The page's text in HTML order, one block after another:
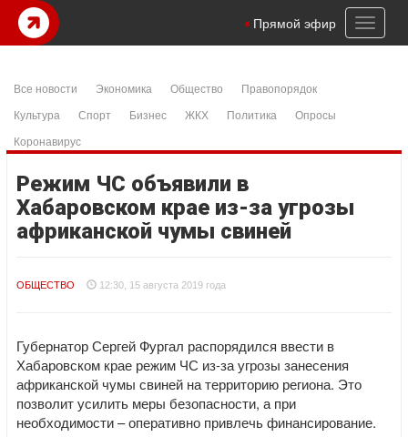
Toggle
Прямой эфир
Все новости Экономика Общество
Правопорядок
Культура
Спорт Бизнес ЖКХ Политика
Опросы
Коронавирус
Режим ЧС объявили в
Хабаровском крае из-за угрозы
африканской чумы свиней
ОБЩЕСТВО 12:30, 15 августа 2019 года
Губернатор Сергей Фургал распорядился ввести в
Хабаровском крае режим ЧС из-за угрозы занесения
африканской чумы свиней на территорию региона. Это
позволит усилить меры безопасности, а при
необходимости – оперативно привлечь финансирование.